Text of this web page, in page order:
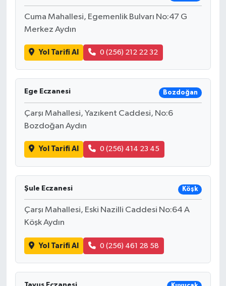
Cuma Mahallesi, Egemenlik Bulvarı No:47 G
Merkez Aydın
Yol Tarifi Al 0 (256) 212 22 32
Ege Eczanesi Bozdoğan
Çarşı Mahallesi, Yazıkent Caddesi, No:6
Bozdoğan Aydın
Yol Tarifi Al 0 (256) 414 23 45
Şule Eczanesi Köşk
Çarşı Mahallesi, Eski Nazilli Caddesi No:64 A
Köşk Aydın
Yol Tarifi Al 0 (256) 461 28 58